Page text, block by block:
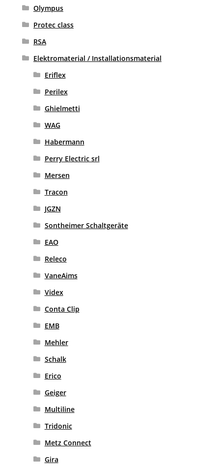
Olympus
Protec class
RSA
Elektromaterial / Installationsmaterial
Eriflex
Perilex
Ghielmetti
WAG
Habermann
Perry Electric srl
Mersen
Tracon
JGZN
Sontheimer Schaltgeräte
EAO
Releco
VaneAims
Videx
Conta Clip
EMB
Mehler
Schalk
Erico
Geiger
Multiline
Tridonic
Metz Connect
Gira